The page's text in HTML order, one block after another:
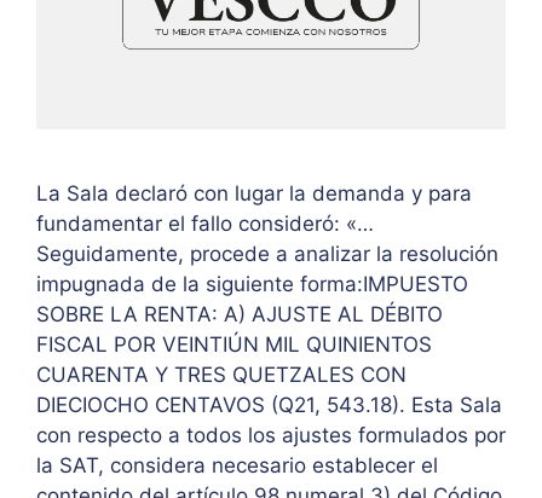
La Sala declaró con lugar la demanda y para
fundamentar el fallo consideró: «…
Seguidamente, procede a analizar la resolución
impugnada de la siguiente forma:IMPUESTO
SOBRE LA RENTA: A) AJUSTE AL DÉBITO
FISCAL POR VEINTIÚN MIL QUINIENTOS
CUARENTA Y TRES QUETZALES CON
DIECIOCHO CENTAVOS (Q21, 543.18). Esta Sala
con respecto a todos los ajustes formulados por
la SAT, considera necesario establecer el